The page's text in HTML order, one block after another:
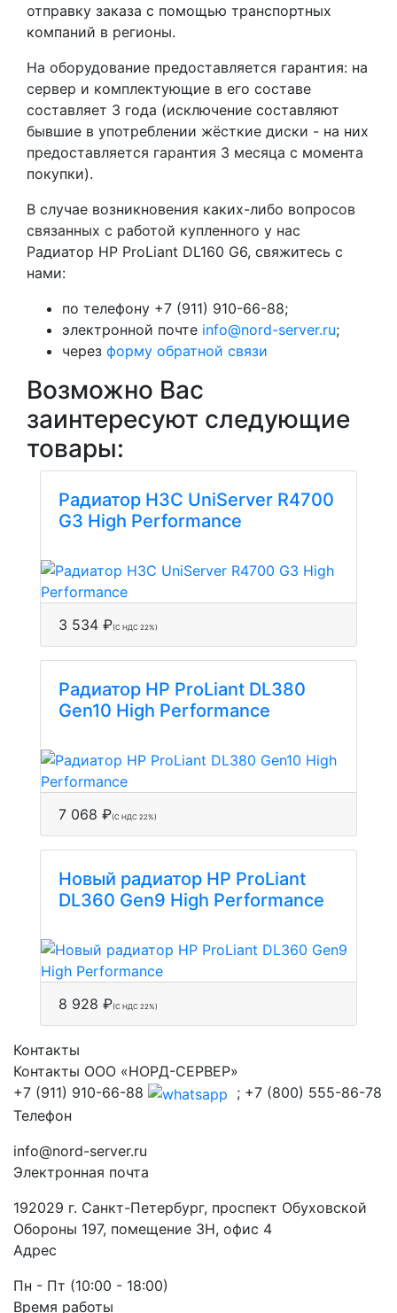
отправку заказа с помощью транспортных
компаний в регионы.
На оборудование предоставляется гарантия: на
сервер и комплектующие в его составе
составляет 3 года (исключение составляют
бывшие в употреблении жёсткие диски - на них
предоставляется гарантия 3 месяца с момента
покупки).
В случае возникновения каких-либо вопросов
связанных с работой купленного у нас
Радиатор HP ProLiant DL160 G6, свяжитесь с
нами:
по телефону +7 (911) 910-66-88;
электронной почте info@nord-server.ru;
через форму обратной связи
Возможно Вас
заинтересуют следующие
товары:
Радиатор H3C UniServer R4700
G3 High Performance
3 534 ₽(С НДС 22%)
Радиатор HP ProLiant DL380
Gen10 High Performance
7 068 ₽(С НДС 22%)
Новый радиатор HP ProLiant
DL360 Gen9 High Performance
8 928 ₽(С НДС 22%)
Контакты
Контакты ООО «НОРД-СЕРВЕР»
+7 (911) 910-66-88
; +7 (800) 555-86-78
Телефон
info@nord-server.ru
Электронная почта
192029 г. Санкт-Петербург, проспект Обуховской
Обороны 197, помещение 3Н, офис 4
Адрес
Пн - Пт (10:00 - 18:00)
Время работы